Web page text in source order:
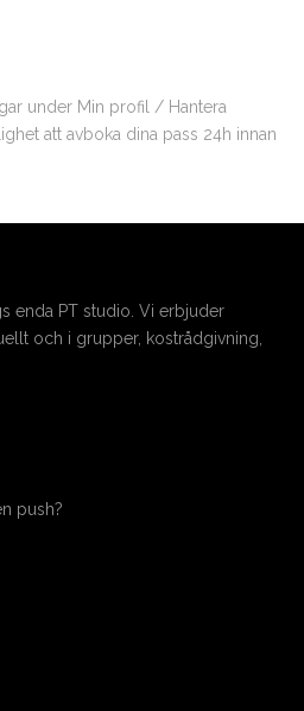
under Min profil / Hantera
att avboka dina pass 24h innan
enda PT studio. Vi erbjuder
och i grupper, kostrådgivning,
push?